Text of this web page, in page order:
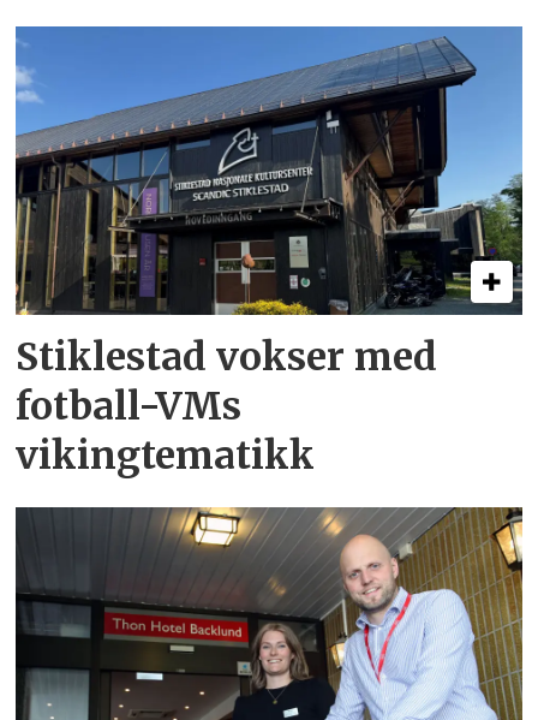
Stiklestad vokser med
fotball-VMs
vikingtematikk